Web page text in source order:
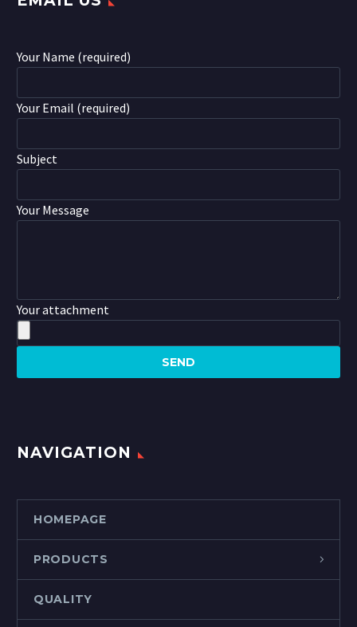
Your Name (required)
Your Email (required)
Subject
Your Message
Your attachment
NAVIGATION
HOMEPAGE
PRODUCTS
QUALITY